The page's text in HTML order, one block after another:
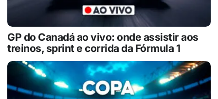
GP do Canadá ao vivo: onde assistir aos
treinos, sprint e corrida da Fórmula 1